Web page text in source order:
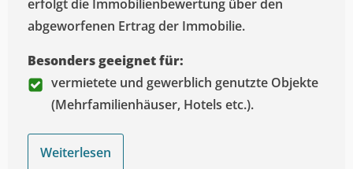
erfolgt die Immobilienbewertung über den
abgeworfenen Ertrag der Immobilie.
Besonders geeignet für:
vermietete und gewerblich genutzte Objekte
(Mehrfamilienhäuser, Hotels etc.).
Weiterlesen